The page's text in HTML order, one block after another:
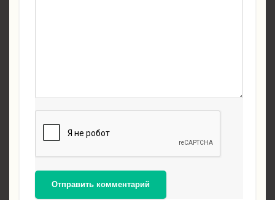
Отправить комментарий